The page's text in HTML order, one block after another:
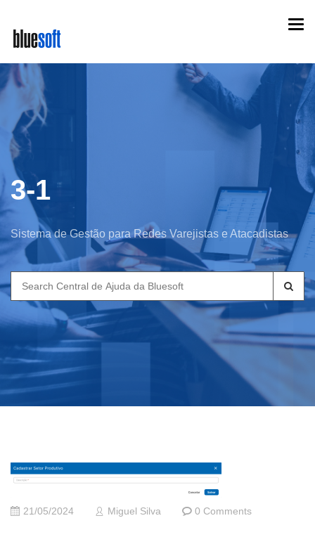
main
content
3-1
Sistema de Gestão para Redes Varejistas e Atacadistas
Search
for:
21/05/2024 Miguel Silva 0 Comments